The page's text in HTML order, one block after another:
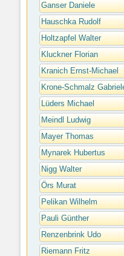
Ganser Daniele
Hauschka Rudolf
Holtzapfel Walter
Kluckner Florian
Kranich Ernst-Michael
Krone-Schmalz
Lüders Michael
Meindl Ludwig
Mayer Thomas
Mynarek Hubertus
Nigg Walter
Örs Murat
Pelikan Wilhelm
Pauli Günther
Renzenbrink Udo
Riemann Fritz